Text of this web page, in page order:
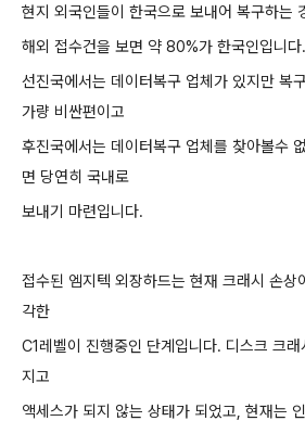
현지 외국인들이 한국으로 보내어 복구하는
해외 접수건을 보면 약 80%가 한국인입니다.
선진국에서는 데이터복구 업체가 있지만 복
가량 비싼편이고
후진국에서는 데이터복구 업체를 찾아볼수
면 당연히 국내로
보내기 마련입니다.
접수된 엠지텍 외장하드는 현재 크래시 손상
각한
C1레벨이 진행중인 단계입니다. 디스크 크
지고
액세스가 되지 않는 상태가 되었고, 현재는